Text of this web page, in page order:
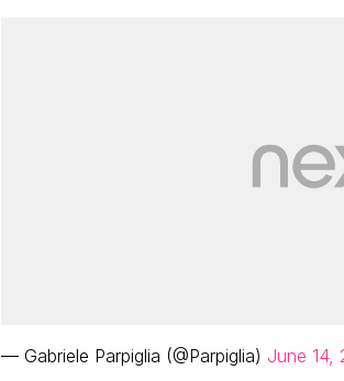
— Gabriele Parpiglia (@Parpiglia) June 14,